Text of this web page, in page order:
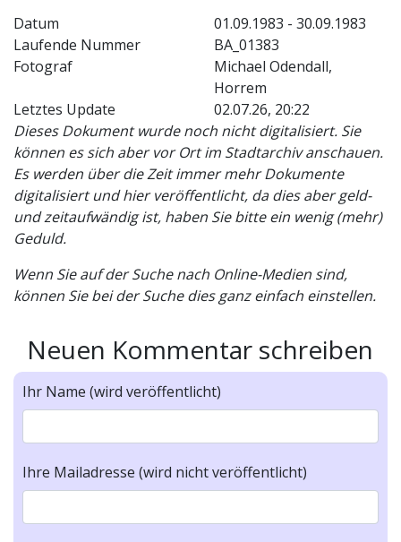
Datum
01.09.1983 - 30.09.1983
Laufende Nummer
BA_01383
Fotograf
Michael Odendall,
Horrem
Letztes Update
02.07.26, 20:22
Dieses Dokument wurde noch nicht digitalisiert. Sie
können es sich aber vor Ort im Stadtarchiv anschauen.
Es werden über die Zeit immer mehr Dokumente
digitalisiert und hier veröffentlicht, da dies aber geld-
und zeitaufwändig ist, haben Sie bitte ein wenig (mehr)
Geduld.
Wenn Sie auf der Suche nach Online-Medien sind,
können Sie bei der Suche dies ganz einfach einstellen.
Neuen Kommentar schreiben
Ihr Name (wird veröffentlicht)
Ihre Mailadresse (wird nicht veröffentlicht)